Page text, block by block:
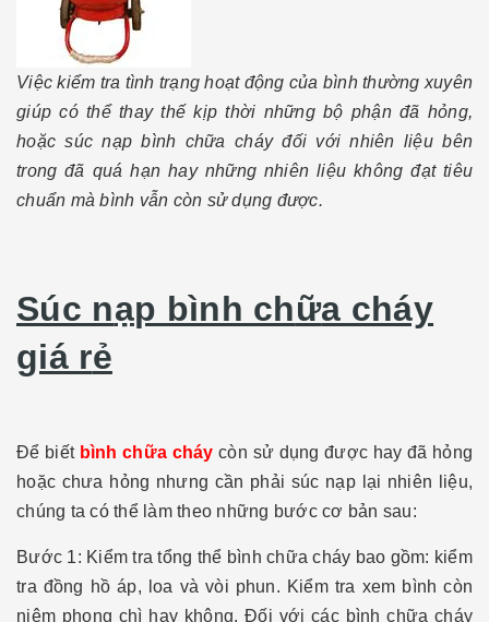
Việc kiểm tra tình trạng hoạt động của bình thường xuyên
giúp có thể thay thế kịp thời những bộ phận đã hỏng,
hoặc súc nạp bình chữa cháy đối với nhiên liệu bên
trong đã quá hạn hay những nhiên liệu không đạt tiêu
chuẩn mà bình vẫn còn sử dụng được.
Súc nạp bình chữa cháy
giá rẻ
Để biết bình chữa cháy còn sử dụng được hay đã hỏng
hoặc chưa hỏng nhưng cần phải súc nạp lại nhiên liệu,
chúng ta có thể làm theo những bước cơ bản sau:
Bước 1: Kiểm tra tổng thể bình chữa cháy bao gồm: kiểm
tra đồng hồ áp, loa và vòi phun. Kiểm tra xem bình còn
niêm phong chì hay không. Đối với các bình chữa cháy